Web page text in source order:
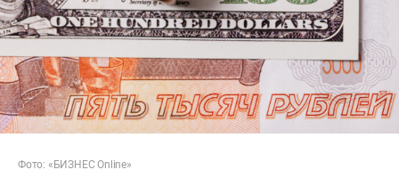
Фото: «БИЗНЕС Online»